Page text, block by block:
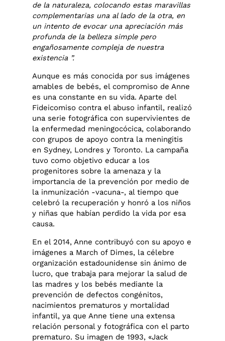
de la naturaleza, colocando estas maravillas
complementarias una al lado de la otra, en
un intento de evocar una apreciación más
profunda de la belleza simple pero
engañosamente compleja de nuestra
existencia ”.
Aunque es más conocida por sus imágenes
amables de bebés, el compromiso de Anne
es una constante en su vida. Aparte del
Fideicomiso contra el abuso infantil, realizó
una serie fotográfica con supervivientes de
la enfermedad meningocócica, colaborando
con grupos de apoyo contra la meningitis
en Sydney, Londres y Toronto. La campaña
tuvo como objetivo educar a los
progenitores sobre la amenaza y la
importancia de la prevención por medio de
la inmunización -vacuna-, al tiempo que
celebró la recuperación y honró a los niños
y niñas que habían perdido la vida por esa
causa.
En el 2014, Anne contribuyó con su apoyo e
imágenes a March of Dimes, la célebre
organización estadounidense sin ánimo de
lucro, que trabaja para mejorar la salud de
las madres y los bebés mediante la
prevención de defectos congénitos,
nacimientos prematuros y mortalidad
infantil, ya que Anne tiene una extensa
relación personal y fotográfica con el parto
prematuro. Su imagen de 1993, «Jack